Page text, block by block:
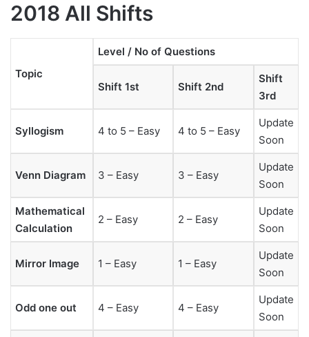
2018 All Shifts
Topic
Level / No of Questions
Shift 1st Shift 2nd
Shift
3rd
Syllogism 4 to 5 – Easy 4 to 5 – Easy
Update
Soon
Venn Diagram 3 – Easy 3 – Easy
Update
Soon
Mathematical
Calculation
2 – Easy 2 – Easy
Update
Soon
Mirror Image 1 – Easy 1 – Easy
Update
Soon
Odd one out 4 – Easy 4 – Easy
Update
Soon